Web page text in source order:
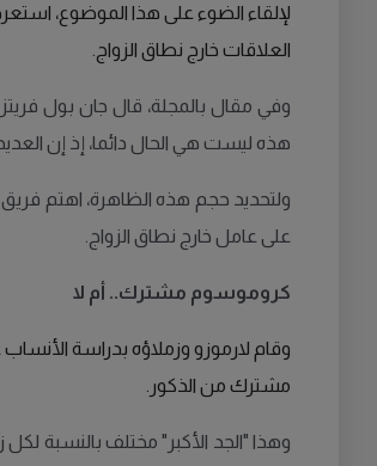
لإلقاء الضوء على هذا الموضوع،
العلاقات خارج نطاق الزواج.
وفي مقال بالمجلة، قال جان بول
هذه ليست هي الحال دائما، إذ إن
ولتحديد حجم هذه الظاهرة، اهتم فريق
على عامل خارج نطاق الزواج.
كروموسوم مشترك.. أم لا
مشترك من الذكور.